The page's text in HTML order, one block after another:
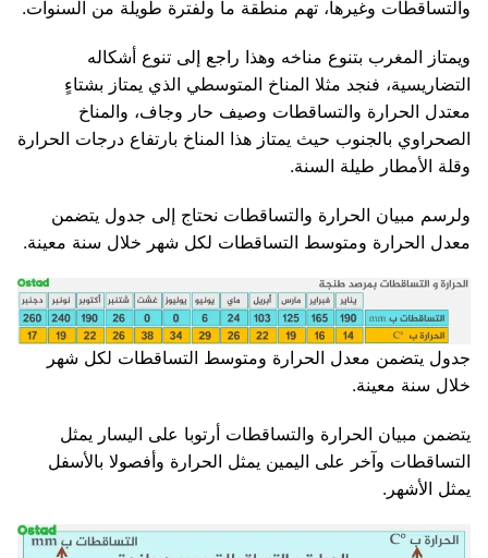
والتساقطات وغيرها، تهم منطقة ما ولفترة طويلة من السنوات.
ويمتاز المغرب بتنوع مناخه وهذا راجع إلى تنوع أشكاله
التضاريسية، فنجد مثلا المناخ المتوسطي الذي يمتاز بشتاءٍ
معتدل الحرارة والتساقطات وصيف حار وجاف، والمناخ
الصحراوي بالجنوب حيث يمتاز هذا المناخ بارتفاع درجات الحرارة
وقلة الأمطار طيلة السنة.
ولرسم مبيان الحرارة والتساقطات نحتاج إلى جدول يتضمن
معدل الحرارة ومتوسط التساقطات لكل شهر خلال سنة معينة.
جدول يتضمن معدل الحرارة ومتوسط التساقطات لكل شهر
خلال سنة معينة.
يتضمن مبيان الحرارة والتساقطات أرتوبا على اليسار يمثل
التساقطات وآخر على اليمين يمثل الحرارة وأفصولا بالأسفل
يمثل الأشهر.